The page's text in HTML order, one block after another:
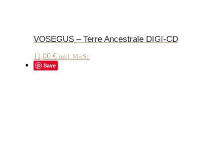
VOSEGUS – Terre Ancestrale DIGI-CD
11,00 € inkl. MwSt.
Save